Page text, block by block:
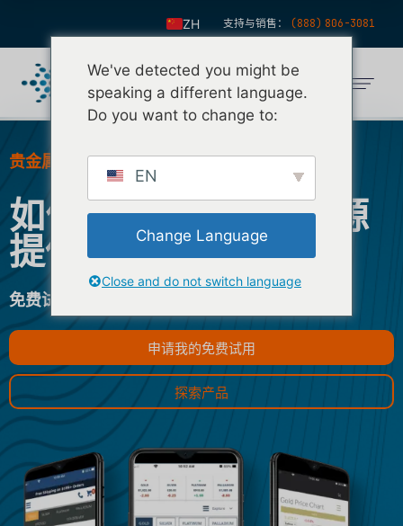
ZH
ES
FR
DE
KO
NL
PT
支持与销售： (888) 806-3081
贵金属市场的#1软件提供商
如何选择贵金属数据源
提供商
免费试用 nFusion 软件 14 天。
申请我的免费试用
探索产品
We've detected you might be
speaking a different language.
Do you want to change to:
EN
Change Language
Close and do not switch language